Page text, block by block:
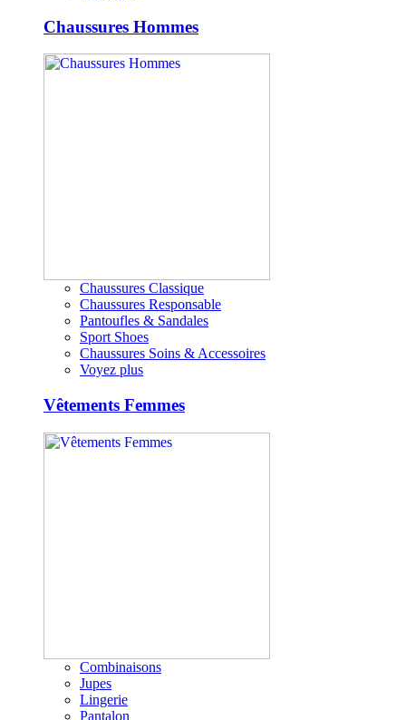
Chaussures Hommes
Chaussures Classique
Chaussures Responsable
Pantoufles & Sandales
Sport Shoes
Chaussures Soins & Accessoires
Voyez plus
Vêtements Femmes
Combinaisons
Jupes
Lingerie
Pantalon